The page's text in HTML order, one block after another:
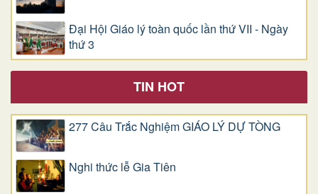
Đại Hội Giáo lý toàn quốc lần thứ VII - Ngày
thứ 3
TIN HOT
277 Câu Trắc Nghiệm GIÁO LÝ DỰ TÒNG
Nghi thức lễ Gia Tiên